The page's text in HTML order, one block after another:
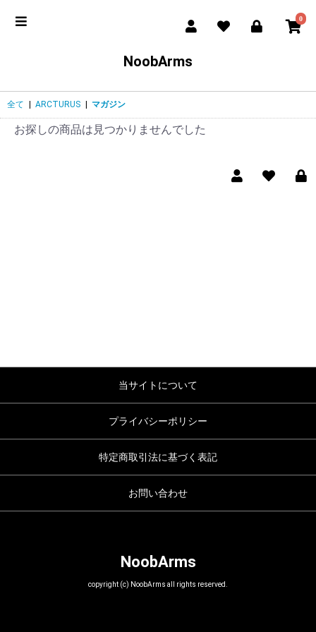
0
NoobArms
全て ARCTURUS マガジン
お探しの商品は見つかりませんでした
当サイトについて
プライバシーポリシー
特定商取引法に基づく表記
お問い合わせ
NoobArms
copyright (c) NoobArms all rights reserved.